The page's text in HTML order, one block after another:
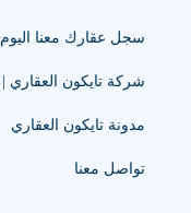
سجل عقارك معنا اليوم
شركة تايكون
مدونة تايكون العقاري
تواصل معنا